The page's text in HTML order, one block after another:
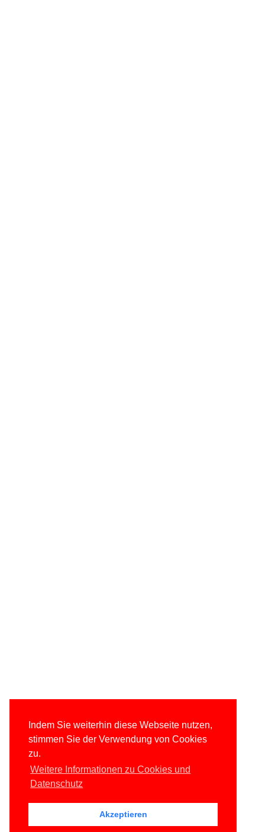
Indem Sie weiterhin diese Webseite nutzen,
stimmen Sie der Verwendung von Cookies
zu.
Weitere Informationen zu Cookies und
Datenschutz
Akzeptieren